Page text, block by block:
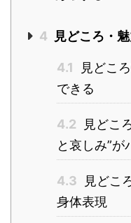
4 見どころ・
4.1
見どこ
できる
4.2
見どこ
と哀しみ”が
4.3
見どこ
身体表現